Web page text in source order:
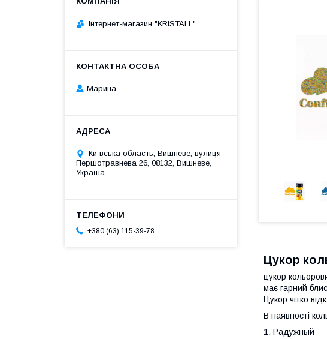
Цукор
цукор
має гарний
Цукор чітко
В наявності
1. Радужный
Інтернет-магазин "KRISTALL"
Марина
Київська область, Вишневе, вулиця
Першотравнева 26, 08132, Вишневе,
Україна
+380 (63) 115-39-78